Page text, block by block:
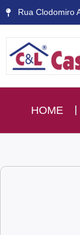
Rua Clodomiro
HOME